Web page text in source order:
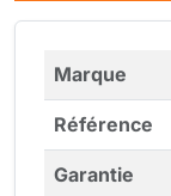
Marque
Référence
Garantie